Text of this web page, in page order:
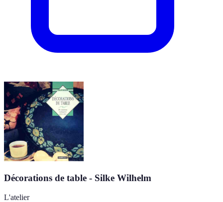
Décorations de table - Silke Wilhelm
L'atelier